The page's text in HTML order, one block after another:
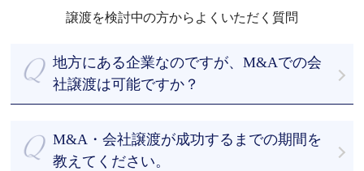
譲渡を検討中の方からよくいただく質問
地方にある企業なのですが、M&Aでの会
社譲渡は可能ですか？
します。今までM&A仲介をさせていただいた会社様
の多くは地方の会社様です。
M&A・会社譲渡が成功するまでの期間を
教えてください。